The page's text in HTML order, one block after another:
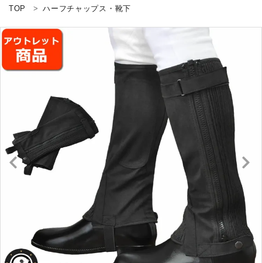
search
ヘルメット
キュロット・ズボン
プロテクターベスト
ブーツ・ブーツバッグ
ハーフチャップス・靴下
拍車・拍車ベルト
TOP ハーフチャップス・靴下